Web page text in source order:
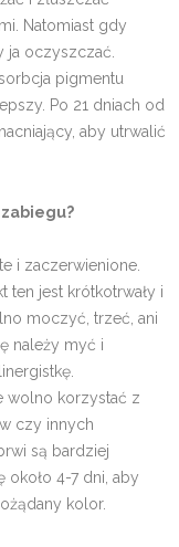
Natomiast gdy
ja oczyszczać.
pigmentu
Po 21 dniach od
aby utrwalić
i zaczerwienione.
ten jest krótkotrwały i
moczyć, trzeć, ani
należy myć i
wolno korzystać z
czy innych
są bardziej
około 4-7 dni, aby
kolor.